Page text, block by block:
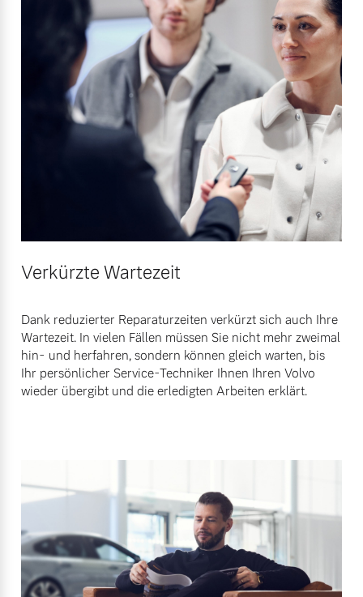
Verkürzte Wartezeit
Dank reduzierter Reparaturzeiten verkürzt sich auch Ihre
Wartezeit. In vielen Fällen müssen Sie nicht mehr zweimal
hin- und herfahren, sondern können gleich warten, bis
Ihr persönlicher Service-Techniker Ihnen Ihren Volvo
wieder übergibt und die erledigten Arbeiten erklärt.